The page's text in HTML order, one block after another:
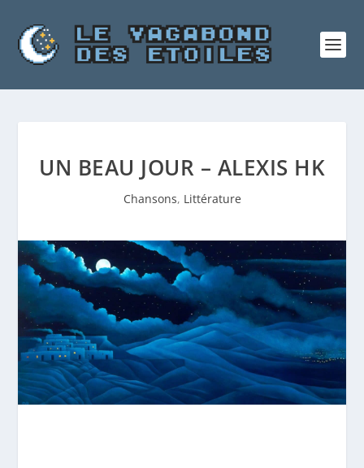
UN BEAU JOUR – ALEXIS HK
Chansons, Littérature